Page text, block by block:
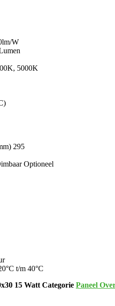
W
5000K
295
Optioneel
t/m 40°C
15 Watt Categorie Paneel